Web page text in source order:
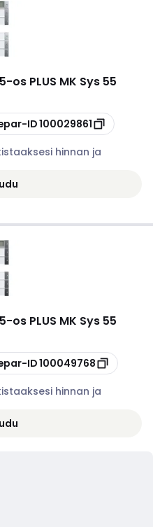
os PLUS MK Sys 55
ID100029861
hinnan ja
os PLUS MK Sys 55
ID100049768
hinnan ja